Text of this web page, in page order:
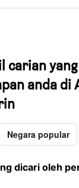
carian
anda di
Negara popular
dicari oleh